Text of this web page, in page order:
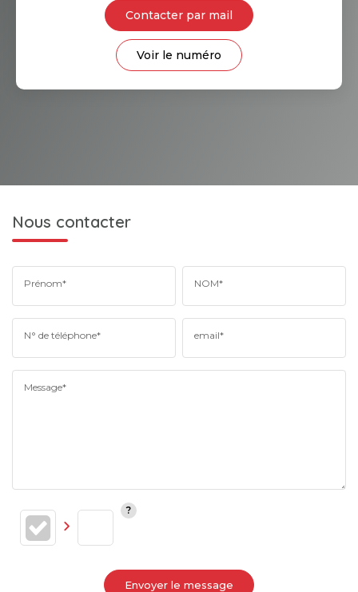
Contacter par mail
Voir le numéro
Nous contacter
Prénom* NOM*
N° de téléphone* email*
Message*
Envoyer le message